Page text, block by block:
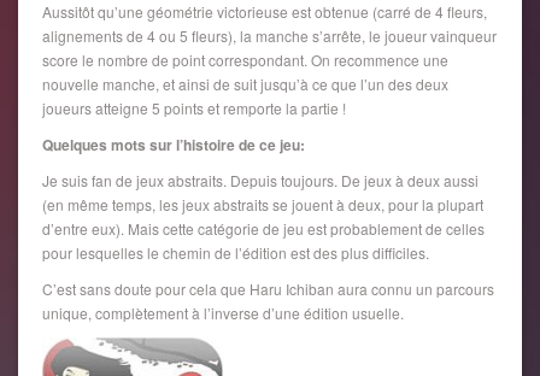
Aussitôt qu’une géométrie victorieuse est obtenue (carré de 4 fleurs,
alignements de 4 ou 5 fleurs), la manche s’arrête, le joueur vainqueur
score le nombre de point correspondant. On recommence une
nouvelle manche, et ainsi de suit jusqu’à ce que l’un des deux
joueurs atteigne 5 points et remporte la partie !
Quelques mots sur l’histoire de ce jeu:
Je suis fan de jeux abstraits. Depuis toujours. De jeux à deux aussi
(en même temps, les jeux abstraits se jouent à deux, pour la plupart
d’entre eux). Mais cette catégorie de jeu est probablement de celles
pour lesquelles le chemin de l’édition est des plus difficiles.
C’est sans doute pour cela que Haru Ichiban aura connu un parcours
unique, complètement à l’inverse d’une édition usuelle.